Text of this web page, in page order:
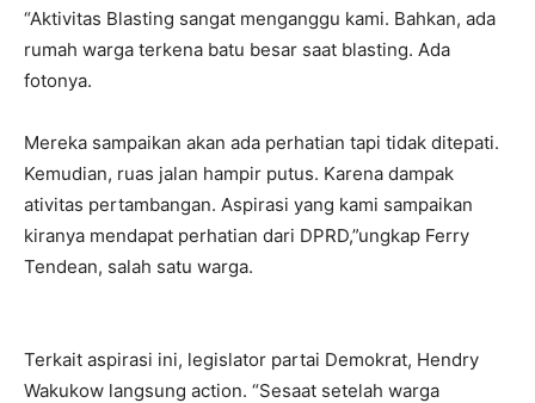
“Aktivitas Blasting sangat menganggu kami. Bahkan, ada
rumah warga terkena batu besar saat blasting. Ada
fotonya.
Mereka sampaikan akan ada perhatian tapi tidak ditepati.
Kemudian, ruas jalan hampir putus. Karena dampak
ativitas pertambangan. Aspirasi yang kami sampaikan
kiranya mendapat perhatian dari DPRD,”ungkap Ferry
Tendean, salah satu warga.
Terkait aspirasi ini, legislator partai Demokrat, Hendry
Wakukow langsung action. “Sesaat setelah warga